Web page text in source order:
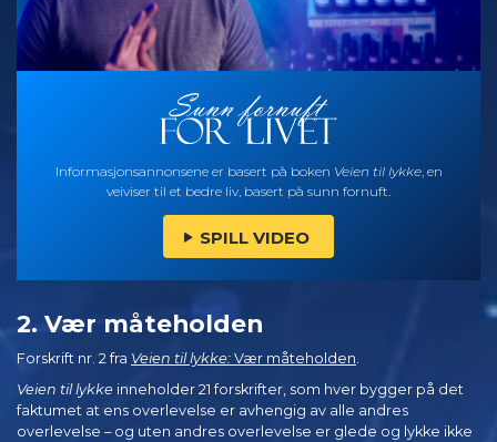
Informasjonsannonsene er basert på boken Veien til lykke, en
veiviser til et bedre liv, basert på sunn fornuft.
SPILL VIDEO
2. Vær måteholden
Forskrift nr. 2 fra Veien til lykke: Vær måteholden
Veien til lykke inneholder 21 forskrifter, som hver bygger på det
faktumet at ens overlevelse er avhengig av alle andres
overlevelse – og uten andres overlevelse er glede og lykke ikke